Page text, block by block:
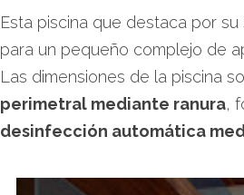
Esta piscina que destaca por
para un pequeño complejo de
Las dimensiones de la piscina
perimetral mediante ranura,
desinfección automática